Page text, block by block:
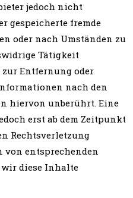
jedoch nicht
gespeicherte fremde
oder nach Umständen zu
Tätigkeit
Entfernung oder
nach den
hiervon unberührt. Eine
erst ab dem Zeitpunkt
Rechtsverletzung
von entsprechenden
wir diese Inhalte